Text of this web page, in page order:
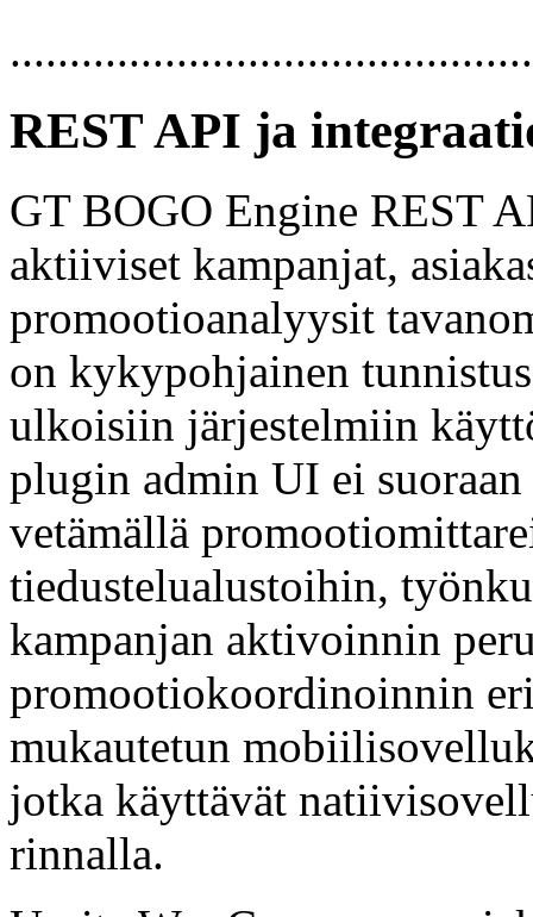
REST API ja
GT BOGO Engine REST
aktiiviset kampanjat,
promootioanalyysit
on kykypohjainen
ulkoisiin järjestelmiin
plugin admin UI ei
vetämällä
tiedustelualustoihin,
kampanjan aktivoinnin
promootiokoordinoinnin
mukautetun
jotka käyttävät
rinnalla.